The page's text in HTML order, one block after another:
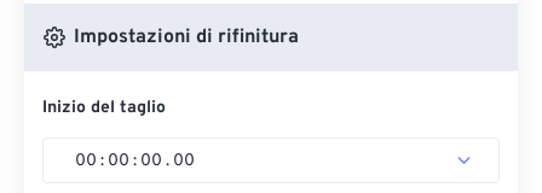
Impostazioni di rifinitura
Inizio del taglio
00 : 00 : 00 . 00